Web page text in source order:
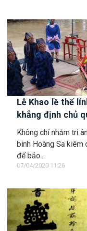
Lễ Khao lề thế
khẳng định chủ
Không chỉ nhằm tri
binh Hoàng Sa kiêm
để bảo...
07/04/2020 11:26